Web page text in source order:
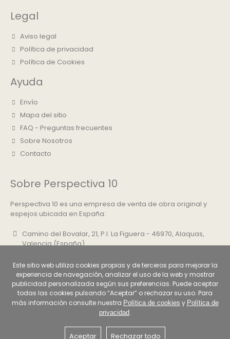
Legal
Aviso legal
Política de privacidad
Política de Cookies
Ayuda
Envío
Mapa del sitio
FAQ - Preguntas frecuentes
Sobre Nosotros
Contacto
Sobre Perspectiva 10
Perspectiva 10 es una empresa de venta de obra original y
espejos ubicada en España:
Camino del Bovalar, 21, P.I. La Figuera - 46970, Alaquas,
Valencia (España)
info@perspectiva10.com
Este sitio web utiliza cookies propias y de terceros para mejorar la
experiencia de navegación, analizar el uso de la web y mostrar
publicidad personalizada según sus preferencias. Puede aceptar
todas las cookies pulsando “Aceptar” o rechazar su uso. Para
más información consulte nuestra Política de cookies y Política de
privacidad.
Aceptar Rechazar todo